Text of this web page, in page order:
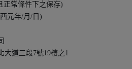
正常條件下之保存)
元年/月/日)
道三段7號19樓之1